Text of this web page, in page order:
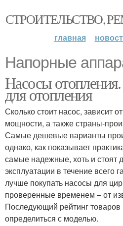
СТРОИТЕЛЬСТВО,
главная
Напорные
Насосы
для отопления
Сколько стоит насос, зависит
мощности, а также страны-
Самые дешевые варианты
однако, как показывает
самые надежные, хоть и стоят
эксплуатации в течение всего
лучше покупать насосы для
проверенные временем – от
Последующий рейтинг
определиться с моделью.